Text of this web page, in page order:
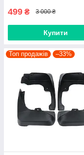
499 ₴ 3 000 ₴
Купити
Топ продажів –33%